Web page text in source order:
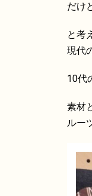
だけ
と考
現代
10代
素材
ルー